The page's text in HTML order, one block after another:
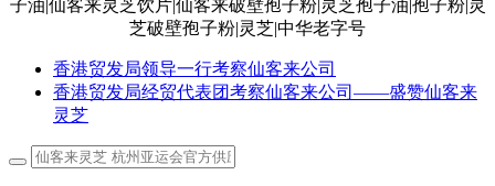
香港贸发局领导一行考察仙客来公司
香港贸发局经贸代表团考察仙客来公司——盛赞仙客来
灵芝